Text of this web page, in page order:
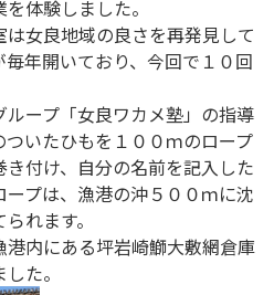
体験しました。
女良地域の良さを再発見して
年開いており、今回で１０回
ープ「女良ワカメ塾」の指導
いたひもを１００ｍのロープ
付け、自分の名前を記入した
プは、漁港の沖５００ｍに沈
れます。
内にある坪岩崎鰤大敷網倉庫
た。